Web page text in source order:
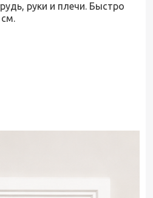
руки и плечи. Быстро